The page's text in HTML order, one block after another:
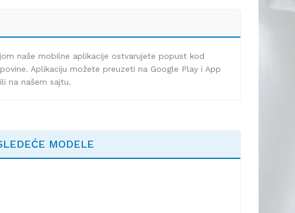
naše mobilne aplikacije ostvarujete popust kod
Aplikaciju možete preuzeti na Google Play i App
na našem sajtu.
MODELE